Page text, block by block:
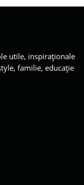
utile, inspiraționale
familie, educație